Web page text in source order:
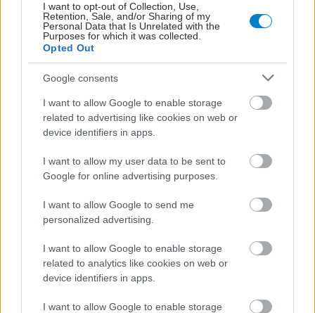
I want to opt-out of Collection, Use,
Retention, Sale, and/or Sharing of my
Personal Data that Is Unrelated with the
Purposes for which it was collected.
Opted Out
Google consents
I want to allow Google to enable storage
related to advertising like cookies on web or
device identifiers in apps.
I want to allow my user data to be sent to
Google for online advertising purposes.
I want to allow Google to send me
personalized advertising.
I want to allow Google to enable storage
related to analytics like cookies on web or
device identifiers in apps.
I want to allow Google to enable storage
ΜΠΕΙΤΕ ΣΤΗ ΣΥΖΗΤΗΣΗ
Loading...